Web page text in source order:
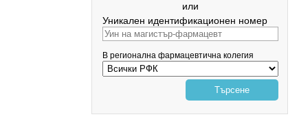
или
Уникален идентификационен номер
В регионална фармацевтична колегия
Търсене